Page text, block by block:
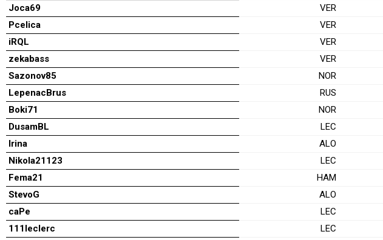
Joca69
VER
Pcelica
VER
iRQL
VER
zekabass
VER
Sazonov85
NOR
LepenacBrus
RUS
Boki71
NOR
DusamBL
LEC
Irina
ALO
Nikola21123
LEC
Fema21
HAM
StevoG
ALO
caPe
LEC
111leclerc
LEC